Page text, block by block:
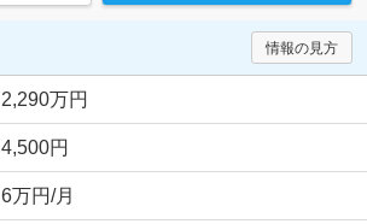
情報の見方
2,290万円
4,500円
6万円/月